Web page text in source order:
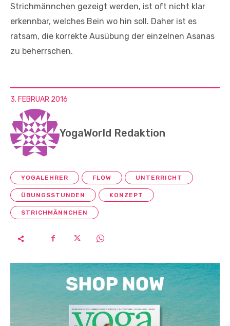
Strichmännchen gezeigt werden, ist oft nicht klar
erkennbar, welches Bein wo hin soll. Daher ist es
ratsam, die korrekte Ausübung der einzelnen Asanas
zu beherrschen.
3. FEBRUAR 2016
YogaWorld Redaktion
YOGALEHRER FLOW UNTERRICHT
ÜBUNGSSTUNDEN KONZEPT
STRICHMÄNNCHEN